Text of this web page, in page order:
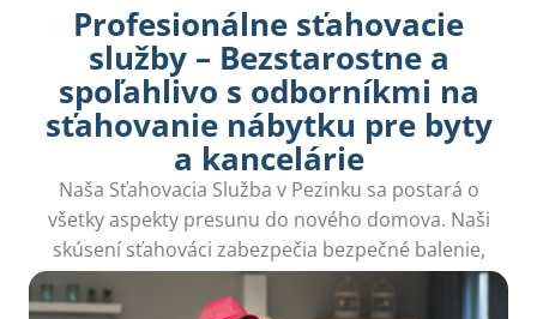
Profesionálne sťahovacie
služby – Bezstarostne a
spoľahlivo s odborníkmi na
sťahovanie nábytku pre byty
a kancelárie
Naša Sťahovacia Služba v Pezinku sa postará o
všetky aspekty presunu do nového domova. Naši
skúsení sťahováci zabezpečia bezpečné balenie,
prevoz a vybalenie, čím vám ušetria čas a starosti.